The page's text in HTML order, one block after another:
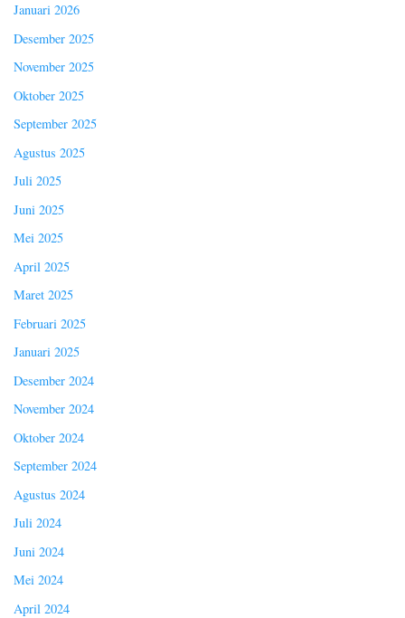
Januari 2026
Desember 2025
November 2025
Oktober 2025
September 2025
Agustus 2025
Juli 2025
Juni 2025
Mei 2025
April 2025
Maret 2025
Februari 2025
Januari 2025
Desember 2024
November 2024
Oktober 2024
September 2024
Agustus 2024
Juli 2024
Juni 2024
Mei 2024
April 2024